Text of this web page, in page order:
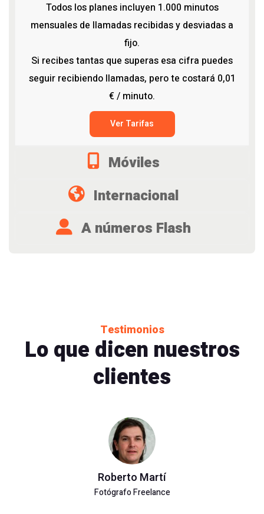
Todos los planes incluyen 1.000 minutos
mensuales de llamadas recibidas y desviadas a
fijo.
Si recibes tantas que superas esa cifra puedes
seguir recibiendo llamadas, pero te costará 0,01
€ / minuto.
Ver Tarifas
Móviles
Internacional
A números Flash
Testimonios
Lo que dicen nuestros
clientes
Roberto Martí
Fotógrafo Freelance